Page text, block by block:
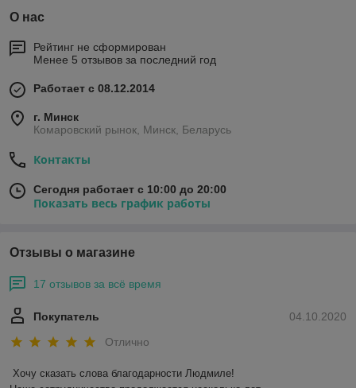
О нас
Рейтинг не сформирован
Менее 5 отзывов за последний год
Работает с 08.12.2014
г. Минск
Комаровский рынок, Минск, Беларусь
Контакты
Сегодня работает с 10:00 до 20:00
Показать весь график работы
Отзывы о магазине
17 отзывов за всё время
04.10.2020
Покупатель
Отлично
Хочу сказать слова благодарности Людмиле!